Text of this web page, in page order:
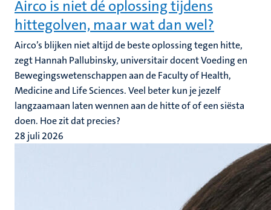
Airco is niet dé oplossing tijdens
hittegolven, maar wat dan wel?
Airco’s blijken niet altijd de beste oplossing tegen hitte,
zegt Hannah Pallubinsky, universitair docent Voeding en
Bewegingswetenschappen aan de Faculty of Health,
Medicine and Life Sciences. Veel beter kun je jezelf
langzaamaan laten wennen aan de hitte of of een siësta
doen. Hoe zit dat precies?
28 juli 2026